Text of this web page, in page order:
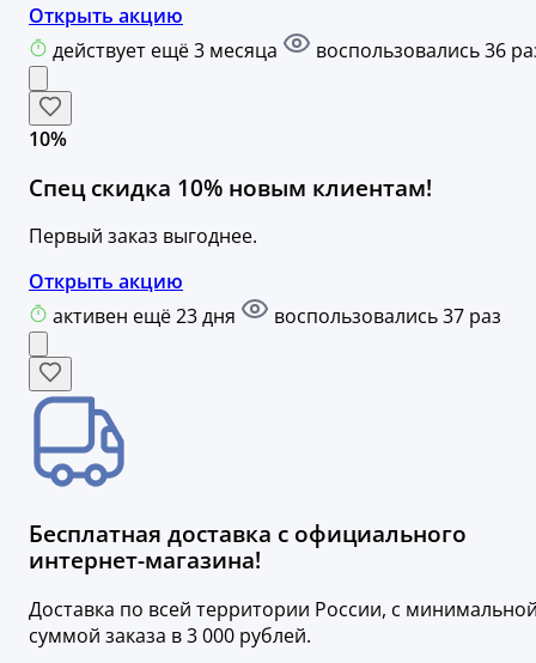
Открыть акцию
действует ещё 3 месяца
воспользовались 36
10%
Спец скидка 10% новым клиентам!
Первый заказ выгоднее.
Открыть акцию
активен ещё 23 дня
воспользовались 37 раз
Бесплатная доставка с официального
интернет-магазина!
Доставка по всей территории России, с
суммой заказа в 3 000 рублей.